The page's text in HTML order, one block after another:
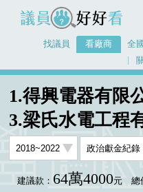
議員好好看
找議員 看廠商 全
1.得興電器有限
3.梁氏水電工程
建議款： 64萬4000元 總